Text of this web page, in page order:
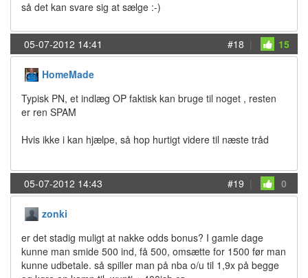
så det kan svare sig at sælge :-)
05-07-2012 14:41 #18 | 15
HomeMade
Typisk PN, et indlæg OP faktisk kan bruge til noget , resten
er ren SPAM
Hvis ikke i kan hjælpe, så hop hurtigt videre til næste tråd
05-07-2012 14:43 #19 | 0
zonki
er det stadig muligt at nakke odds bonus? I gamle dage
kunne man smide 500 ind, få 500, omsætte for 1500 før man
kunne udbetale. så spiller man på nba o/u til 1,9x på begge